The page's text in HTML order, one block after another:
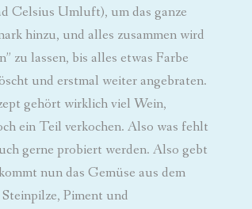
Celsius Umluft), um das ganze
hinzu, und alles zusammen wird
zu lassen, bis alles etwas Farbe
und erstmal weiter angebraten.
gehört wirklich viel Wein,
ein Teil verkochen. Also was fehlt
gerne probiert werden. Also gebt
nun das Gemüse aus dem
Piment und